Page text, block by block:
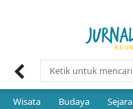
Wisata Budaya